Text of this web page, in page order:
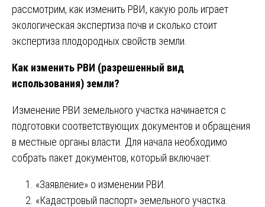
рассмотрим, как изменить РВИ, какую роль играет
экологическая экспертиза почв и сколько стоит
экспертиза плодородных свойств земли.
Как изменить РВИ (разрешенный вид
использования) земли?
Изменение РВИ земельного участка начинается с
подготовки соответствующих документов и обращения
в местные органы власти. Для начала необходимо
собрать пакет документов, который включает:
«Заявление» о изменении РВИ.
«Кадастровый паспорт» земельного участка.